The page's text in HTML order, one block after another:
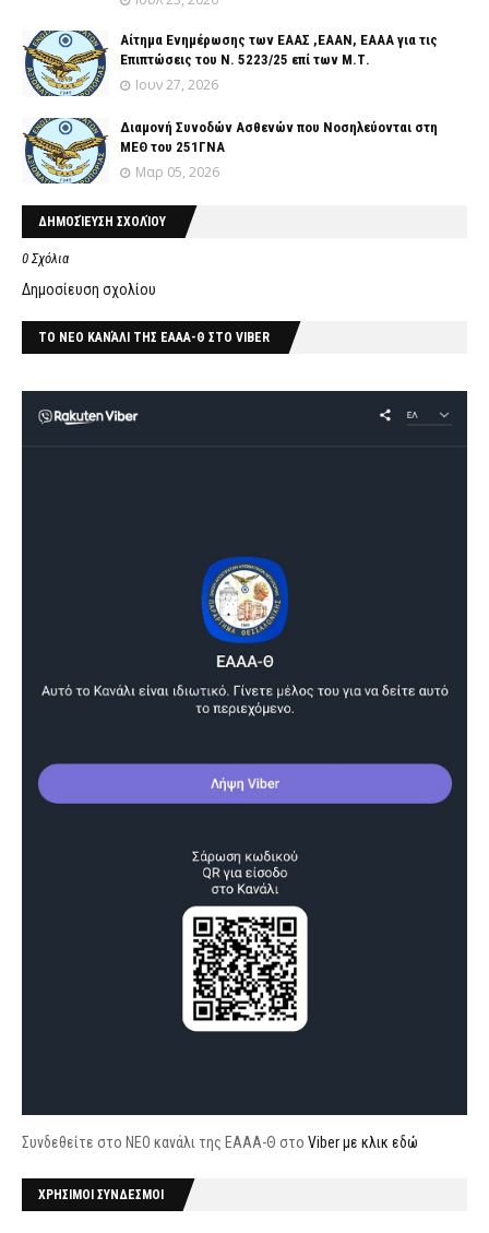
Αίτημα Ενημέρωσης των ΕΑΑΣ ,ΕΑΑΝ, ΕΑΑΑ για τις
Επιπτώσεις του Ν. 5223/25 επί των Μ.Τ.
Ιουν 27, 2026
Διαμονή Συνοδών Ασθενών που Νοσηλεύονται στη
ΜΕΘ του 251ΓΝΑ
Μαρ 05, 2026
ΔΗΜΟΣΊΕΥΣΗ ΣΧΟΛΊΟΥ
0 Σχόλια
Δημοσίευση σχολίου
ΤΟ ΝΕΟ ΚΑΝΆΛΙ ΤΗΣ ΕΑΑΑ-Θ ΣΤΟ VIBER
Συνδεθείτε στο ΝΕΟ κανάλι της ΕΑΑΑ-Θ στο Viber με κλικ εδώ
ΧΡΗΣΙΜΟΙ ΣΥΝΔΕΣΜΟΙ